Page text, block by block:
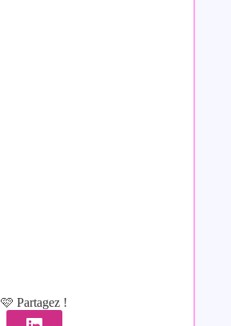
🩷 Partagez !